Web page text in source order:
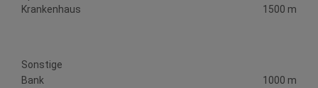
Krankenhaus
1500 m
Sonstige
Bank
1000 m